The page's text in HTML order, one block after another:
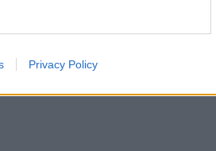
Privacy Policy